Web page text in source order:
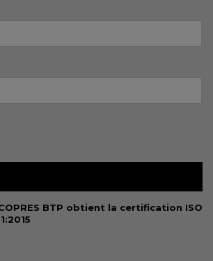
BTP obtient la certification ISO